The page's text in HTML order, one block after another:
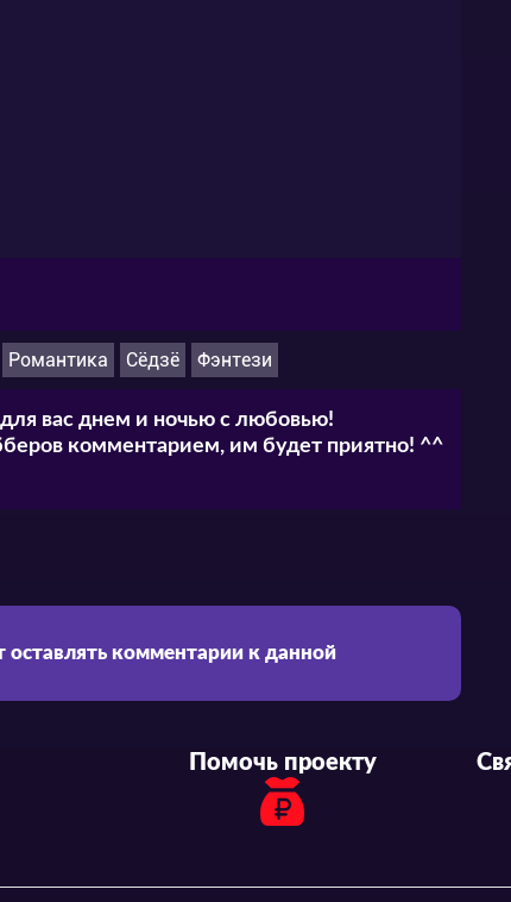
Романтика Сёдзё Фэнтези
вас днем и ночью с любовью!
комментарием, им будет приятно! ^^
оставлять комментарии к данной
Помочь проекту